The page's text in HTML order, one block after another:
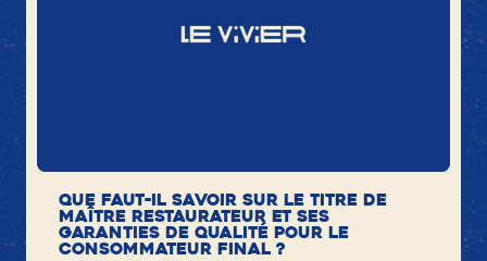
Que faut-il savoir sur le titre de
Maître Restaurateur et ses
garanties de qualité pour le
consommateur final ?